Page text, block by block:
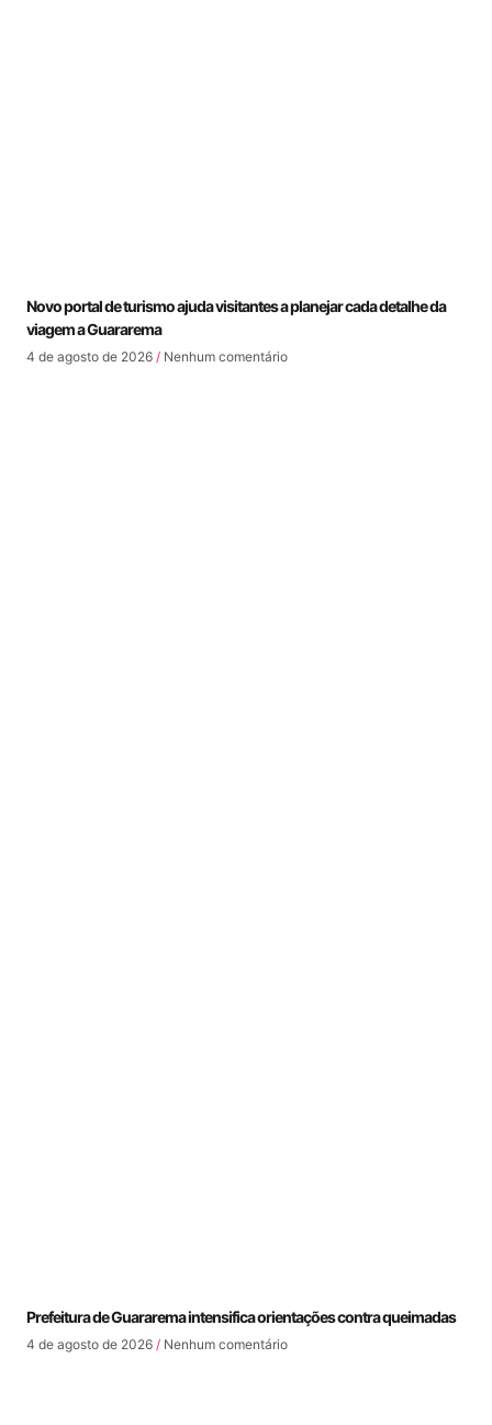
Novo portal de turismo ajuda visitantes a planejar cada detalhe da
viagem a Guararema
4 de agosto de 2026 Nenhum comentário
Prefeitura de Guararema intensifica orientações contra queimadas
4 de agosto de 2026 Nenhum comentário